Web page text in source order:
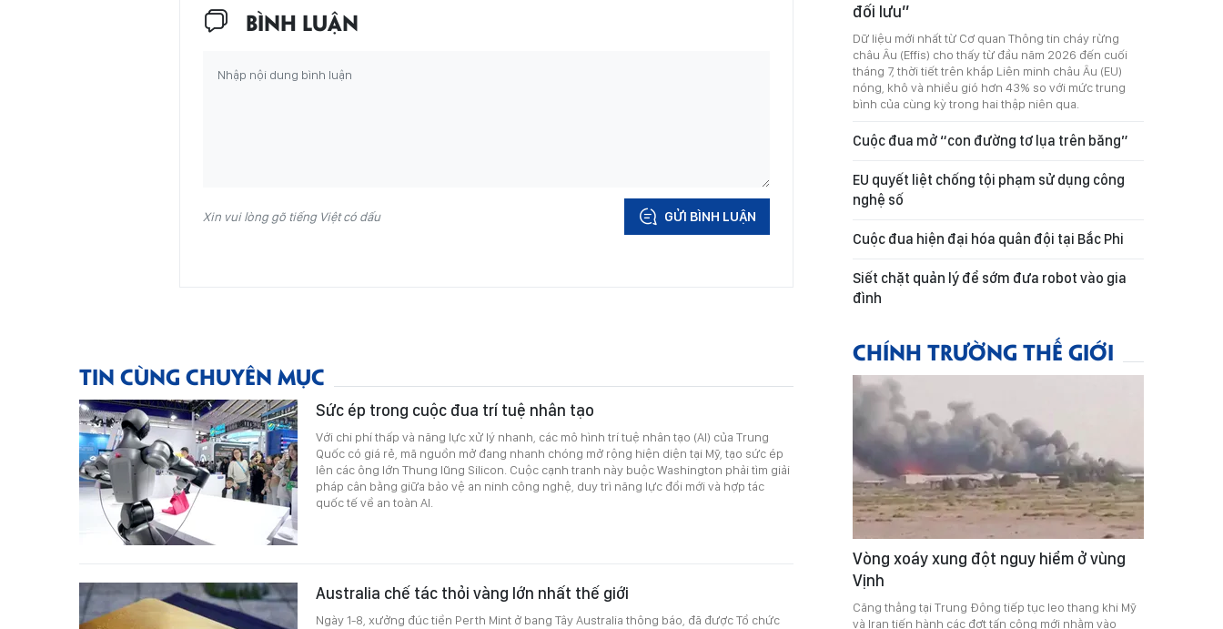
BÌNH LUẬN
Xin vui lòng gõ tiếng Việt có dấu GỬI BÌNH LUẬN
TIN CÙNG CHUYÊN MỤC
Sức ép trong cuộc đua trí tuệ nhân tạo
Với chi phí thấp và năng lực xử lý nhanh, các mô hình trí tuệ nhân tạo (AI) của Trung
Quốc có giá rẻ, mã nguồn mở đang nhanh chóng mở rộng hiện diện tại Mỹ, tạo sức ép
lên các ông lớn Thung lũng Silicon. Cuộc cạnh tranh này buộc Washington phải tìm giải
pháp cân bằng giữa bảo vệ an ninh công nghệ, duy trì năng lực đổi mới và hợp tác
quốc tế về an toàn AI.
Australia chế tác thỏi vàng lớn nhất thế giới
Ngày 1-8, xưởng đúc tiền Perth Mint ở bang Tây Australia thông báo, đã được Tổ chức
đối lưu”
Dữ liệu mới nhất từ Cơ quan Thông tin cháy rừng
châu Âu (Effis) cho thấy từ đầu năm 2026 đến cuối
tháng 7, thời tiết trên khắp Liên minh châu Âu (EU)
nóng, khô và nhiều gió hơn 43% so với mức trung
bình của cùng kỳ trong hai thập niên qua.
Cuộc đua mở “con đường tơ lụa trên băng”
EU quyết liệt chống tội phạm sử dụng công
nghệ số
Cuộc đua hiện đại hóa quân đội tại Bắc Phi
Siết chặt quản lý để sớm đưa robot vào gia
đình
CHÍNH TRƯỜNG THẾ GIỚI
Vòng xoáy xung đột nguy hiểm ở vùng
Vịnh
Căng thẳng tại Trung Đông tiếp tục leo thang khi Mỹ
và Iran tiến hành các đợt tấn công mới nhằm vào